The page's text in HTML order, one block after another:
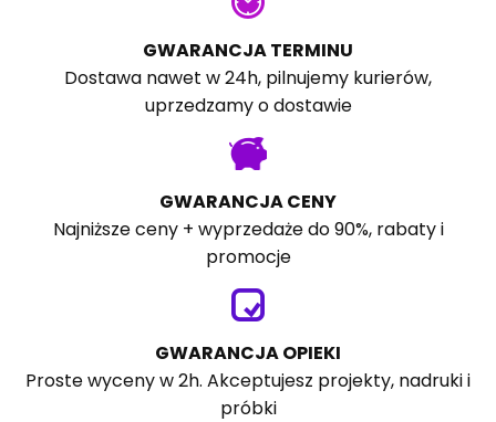
GWARANCJA TERMINU
Dostawa nawet w 24h, pilnujemy kurierów,
uprzedzamy o dostawie
GWARANCJA CENY
Najniższe ceny + wyprzedaże do 90%, rabaty i
promocje
GWARANCJA OPIEKI
Proste wyceny w 2h. Akceptujesz projekty, nadruki i
próbki